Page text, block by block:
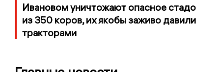
Ивановом уничтожают опасное стадо
из 350 коров, их якобы заживо давили
тракторами